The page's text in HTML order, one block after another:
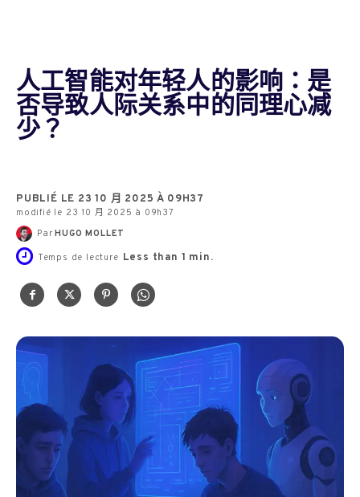
人工智能对年轻人的影响：是
否导致人际关系中的同理心减
少？
PUBLIÉ LE 23 10 月 2025 À 09H37
modifié le 23 10 月 2025 à 09h37
Par HUGO MOLLET
Temps de lecture Less than 1 min.